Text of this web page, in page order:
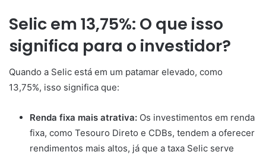
Selic em 13,75%: O que isso
significa para o investidor?
Quando a Selic está em um patamar elevado, como
13,75%, isso significa que:
Renda fixa mais atrativa: Os investimentos em renda
fixa, como Tesouro Direto e CDBs, tendem a oferecer
rendimentos mais altos, já que a taxa Selic serve